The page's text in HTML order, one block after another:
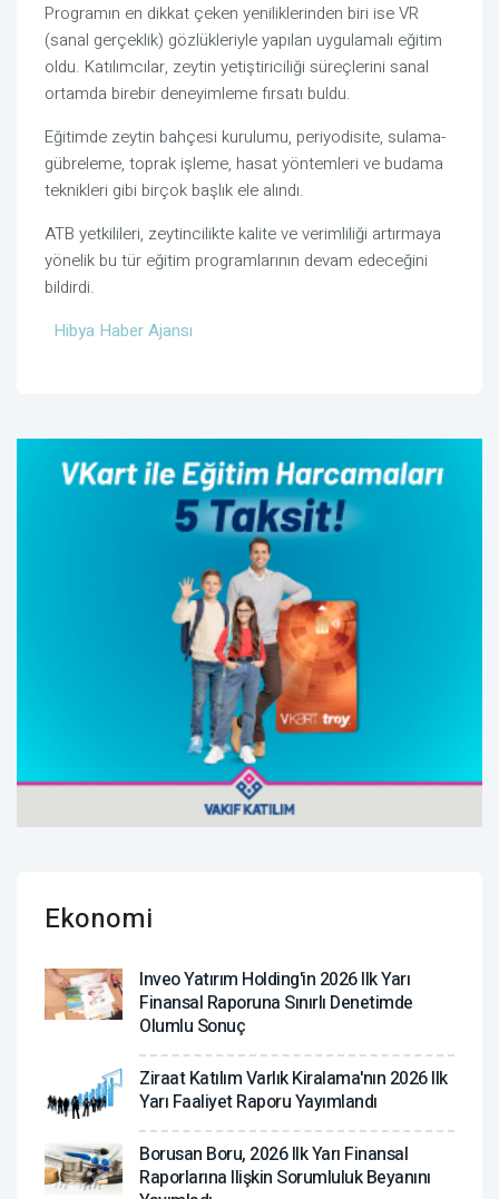
Programın en dikkat çeken yeniliklerinden biri ise VR
(sanal gerçeklik) gözlükleriyle yapılan uygulamalı eğitim
oldu. Katılımcılar, zeytin yetiştiriciliği süreçlerini sanal
ortamda birebir deneyimleme fırsatı buldu.
Eğitimde zeytin bahçesi kurulumu, periyodisite, sulama-
gübreleme, toprak işleme, hasat yöntemleri ve budama
teknikleri gibi birçok başlık ele alındı.
ATB yetkilileri, zeytincilikte kalite ve verimliliği artırmaya
yönelik bu tür eğitim programlarının devam edeceğini
bildirdi.
Hibya Haber Ajansı
Ekonomi
Inveo Yatırım Holding'in 2026 Ilk Yarı
Finansal Raporuna Sınırlı Denetimde
Olumlu Sonuç
Ziraat Katılım Varlık Kiralama'nın 2026 Ilk
Yarı Faaliyet Raporu Yayımlandı
Borusan Boru, 2026 Ilk Yarı Finansal
Raporlarına Ilişkin Sorumluluk Beyanını